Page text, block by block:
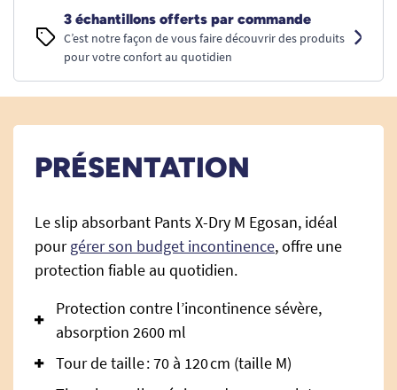
3 échantillons offerts par commande
C’est notre façon de vous faire découvrir des produits
pour votre confort au quotidien
PRÉSENTATION
Le slip absorbant Pants X-Dry M Egosan, idéal
pourgérer son budget incontinence, offre une
protection fiable au quotidien.
Protection contre l’incontinence sévère,
absorption 2600 ml
Tour de taille : 70 à 120 cm (taille M)